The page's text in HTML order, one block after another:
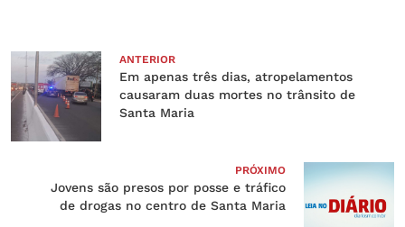
ANTERIOR
Em apenas três dias, atropelamentos
causaram duas mortes no trânsito de
Santa Maria
PRÓXIMO
Jovens são presos por posse e tráfico
de drogas no centro de Santa Maria